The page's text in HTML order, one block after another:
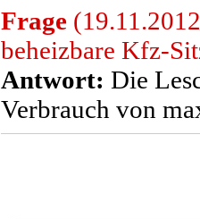
Frage
beheizbare Kfz-
Antwort: Die
Verbrauch von